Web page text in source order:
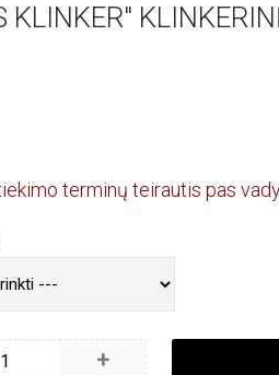
KLINKER"
terminų teirautis pas
+